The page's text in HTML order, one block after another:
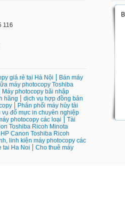
116
giá rẻ tại Hà Nội
Bán máy
máy photocopy Toshiba
Máy photocopy bãi nhập
hãng
dịch vụ hợp đồng bản
Phân phối máy hủy tài
vụ đổ mực in chuyên nghiệp
photocopy các loại
Tài
Toshiba Ricoh Minota
Canon Toshiba Ricoh
linh kiện máy photocopy các
tai Ha Noi
Cho thuê máy